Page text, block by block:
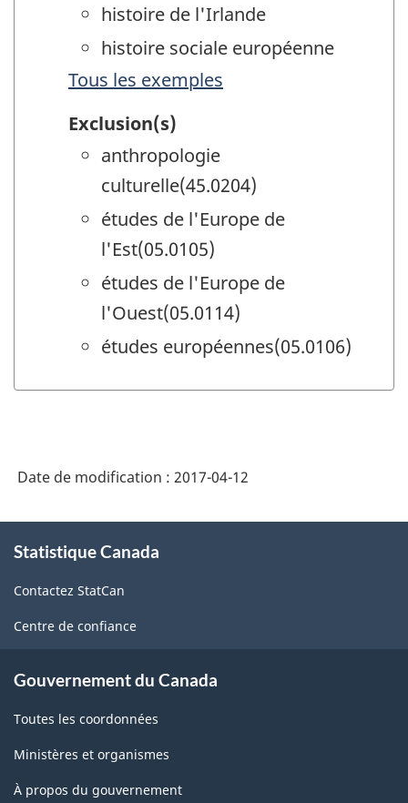
histoire de l'Irlande
histoire sociale européenne
Tous les exemples
Exclusion(s)
anthropologie
culturelle(45.0204)
études de l'Europe de
l'Est(05.0105)
études de l'Europe de
l'Ouest(05.0114)
études européennes(05.0106)
Date de modification : 2017-04-12
propos
ce
site
Statistique Canada
Contactez StatCan
Centre de confiance
Gouvernement du Canada
Toutes les coordonnées
Ministères et organismes
À propos du gouvernement